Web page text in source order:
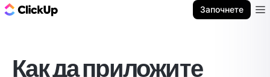
Започнете
Как да приложите